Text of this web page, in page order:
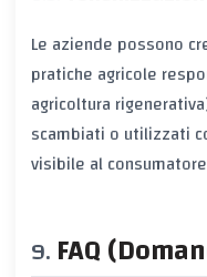
Le aziende possono
pratiche agricole
agricoltura
scambiati o utilizzati
visibile al consumatore
FAQ